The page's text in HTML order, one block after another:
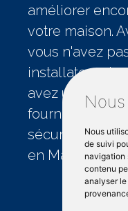
Nous
de suivi
navigation
contenu
analyser
améliorer
votre maison.
vous n'avez
installateur de
avez un
fournir des
sécurisées et
en Mayenne.